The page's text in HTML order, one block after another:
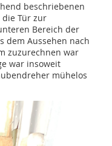
beschriebenen
die Tür zur
Bereich der
dem Aussehen nach
zuzurechnen war
war insoweit
mühelos